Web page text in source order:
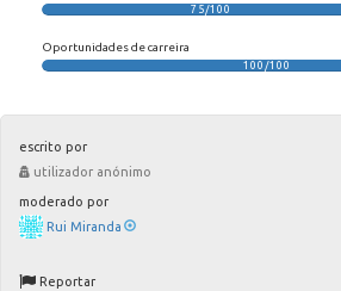
75/100
Oportunidades de carreira
100/100
escrito por
utilizador anónimo
moderado por
Rui Miranda
Reportar